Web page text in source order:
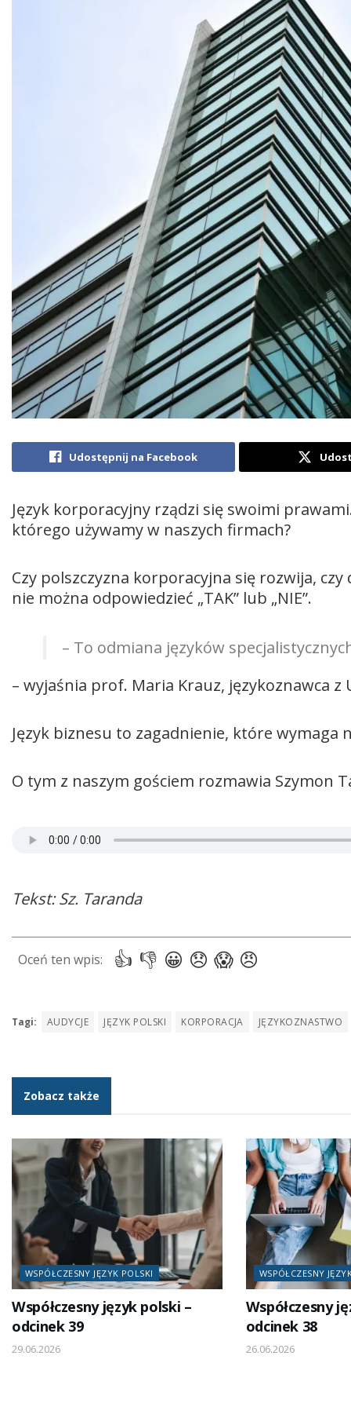
Udostępnij na Facebook
Język korporacyjny rządzi się swoimi
którego używamy w naszych firmach?
Czy polszczyzna korporacyjna się rozwija,
nie można odpowiedzieć „TAK” lub „NIE”.
– To odmiana języków
– wyjaśnia prof. Maria Krauz, językoznawca
Język biznesu to zagadnienie, które wymaga
O tym z naszym gościem rozmawia Szymon
Tekst: Sz. Taranda
Tagi: AUDYCJE JĘZYK POLSKI KORPORACJA JĘZYKOZNASTWO
Zobacz także
WSPÓŁCZESNY JĘZYK POLSKI
Współczesny język polski –
odcinek 39
29.06.2026
WSPÓŁCZESNY
Współczesny
odcinek 38
26.06.2026